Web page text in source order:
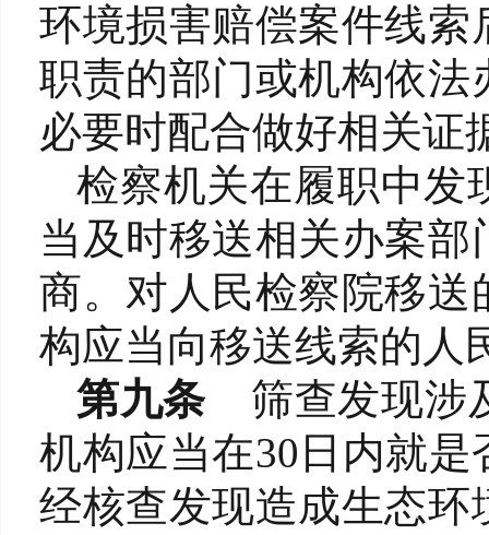
环境损害赔偿案件线
职责的部门或机构依
必要时配合做好相关证
检察机关在履职中发
当及时移送相关办案
商。对人民检察院移
构应当向移送线索的人
第九条
筛查发现涉
机构应当在30日内就是
经核查发现造成生态